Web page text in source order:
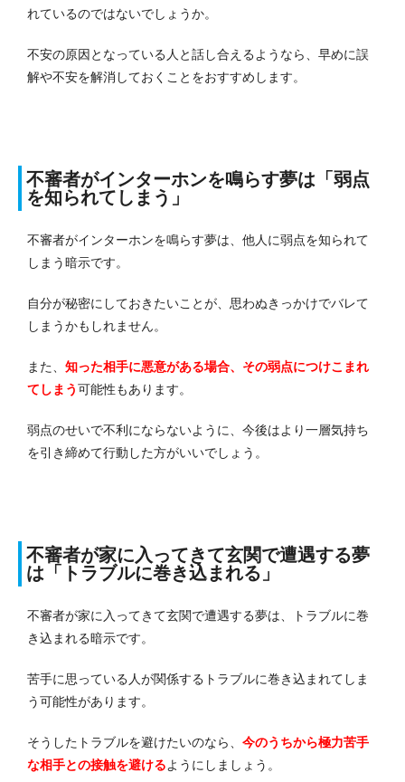
れているのではないでしょうか。
不安の原因となっている人と話し合えるようなら、早めに誤
解や不安を解消しておくことをおすすめします。
不審者がインターホンを鳴らす夢は「弱点
を知られてしまう」
不審者がインターホンを鳴らす夢は、他人に弱点を知られて
しまう暗示です。
自分が秘密にしておきたいことが、思わぬきっかけでバレて
しまうかもしれません。
また、 知った相手に悪意がある場合、その弱点につけこまれ
てしまう可能性もあります。
弱点のせいで不利にならないように、今後はより一層気持ち
を引き締めて行動した方がいいでしょう。
不審者が家に入ってきて玄関で遭遇する夢
は「トラブルに巻き込まれる」
不審者が家に入ってきて玄関で遭遇する夢は、トラブルに巻
き込まれる暗示です。
苦手に思っている人が関係するトラブルに巻き込まれてしま
う可能性があります。
そうしたトラブルを避けたいのなら、 今のうちから極力苦手
な相手との接触を避けるようにしましょう。